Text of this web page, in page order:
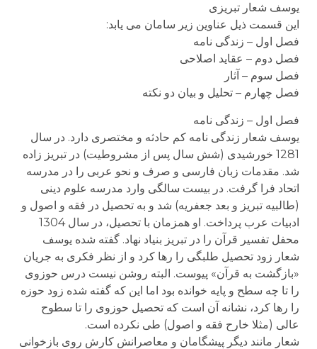
یوسف شعار تبریزی
این قسمت ذیل عناوین زیر سامان می یابد:
فصل اول – زندگی نامه
فصل دوم – عقاید اصلاحی
فصل سوم – آثار
فصل چهارم – تحلیل و بیان دو نکته
فصل اول – زندگی نامه
یوسف شعار زندگی نامه کم حادثه و مختصری دارد. در سال
1281 خورشیدی (شش سال پس از مشروطیت) در تبریز زاده
شد. مقدمات زبان فارسی و صرف و نحو عربی را در مدرسه
اتحاد فرا گرفت. در بیست سالگی وارد مدرسه علوم دینی
(طالبیه تبریز و بعد جعفریه) شد و به تحصیل در فقه و اصول و
ادبیات عرب پرداخت. او همزمان با تحصیل، در سال 1304
محفل تفسیر قرآن را در تبریز بنیاد نهاد. گفته شده یوسف
شعار زود تحصیل طلبگی را رها کرد و از نظر فکری به جریان
«بازگشت به قرآن» پیوست. البته روشن نیست درس حوزوی
را تا چه سطح و پایه خوانده بود اما این که گفته شده زود حوزه
را رها کرد، نشانه آن است که تحصیل حوزوی را تا سطوح
عالی (مثلا خارح فقه و اصول) طی نکرده است.
شعار مانند دیگر پیشگامان و معاصرانش کارش روی بازخوانی